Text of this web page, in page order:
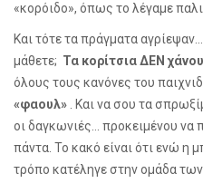
«κορόιδο», όπως το λέγαμε
Και τότε τα πράγματα
μάθετε; Τα κορίτσια ΔΕΝ
όλους τους κανόνες του
«φαουλ» . Και να σου τα
οι δαγκωνιές… προκειμένου να
πάντα. Το κακό είναι ότι ενώ η
τρόπο κατέληγε στην ομάδα